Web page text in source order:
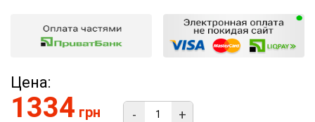
Цена:
1334 грн - +